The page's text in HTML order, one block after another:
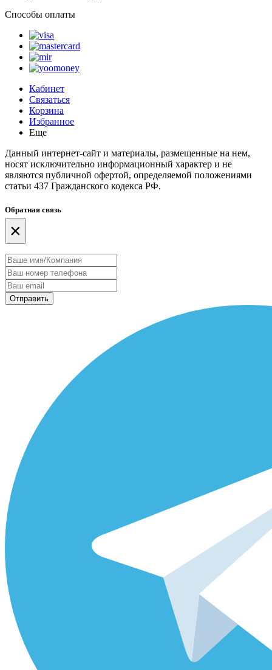
Способы оплаты
Кабинет
Связаться
Корзина
Избранное
Еще
Данный интернет-сайт и материалы, размещенные на нем,
носят исключительно информационный характер и не
являются публичной офертой, определяемой положениями
статьи 437 Гражданского кодекса РФ.
Обратная связь
×
Отправить